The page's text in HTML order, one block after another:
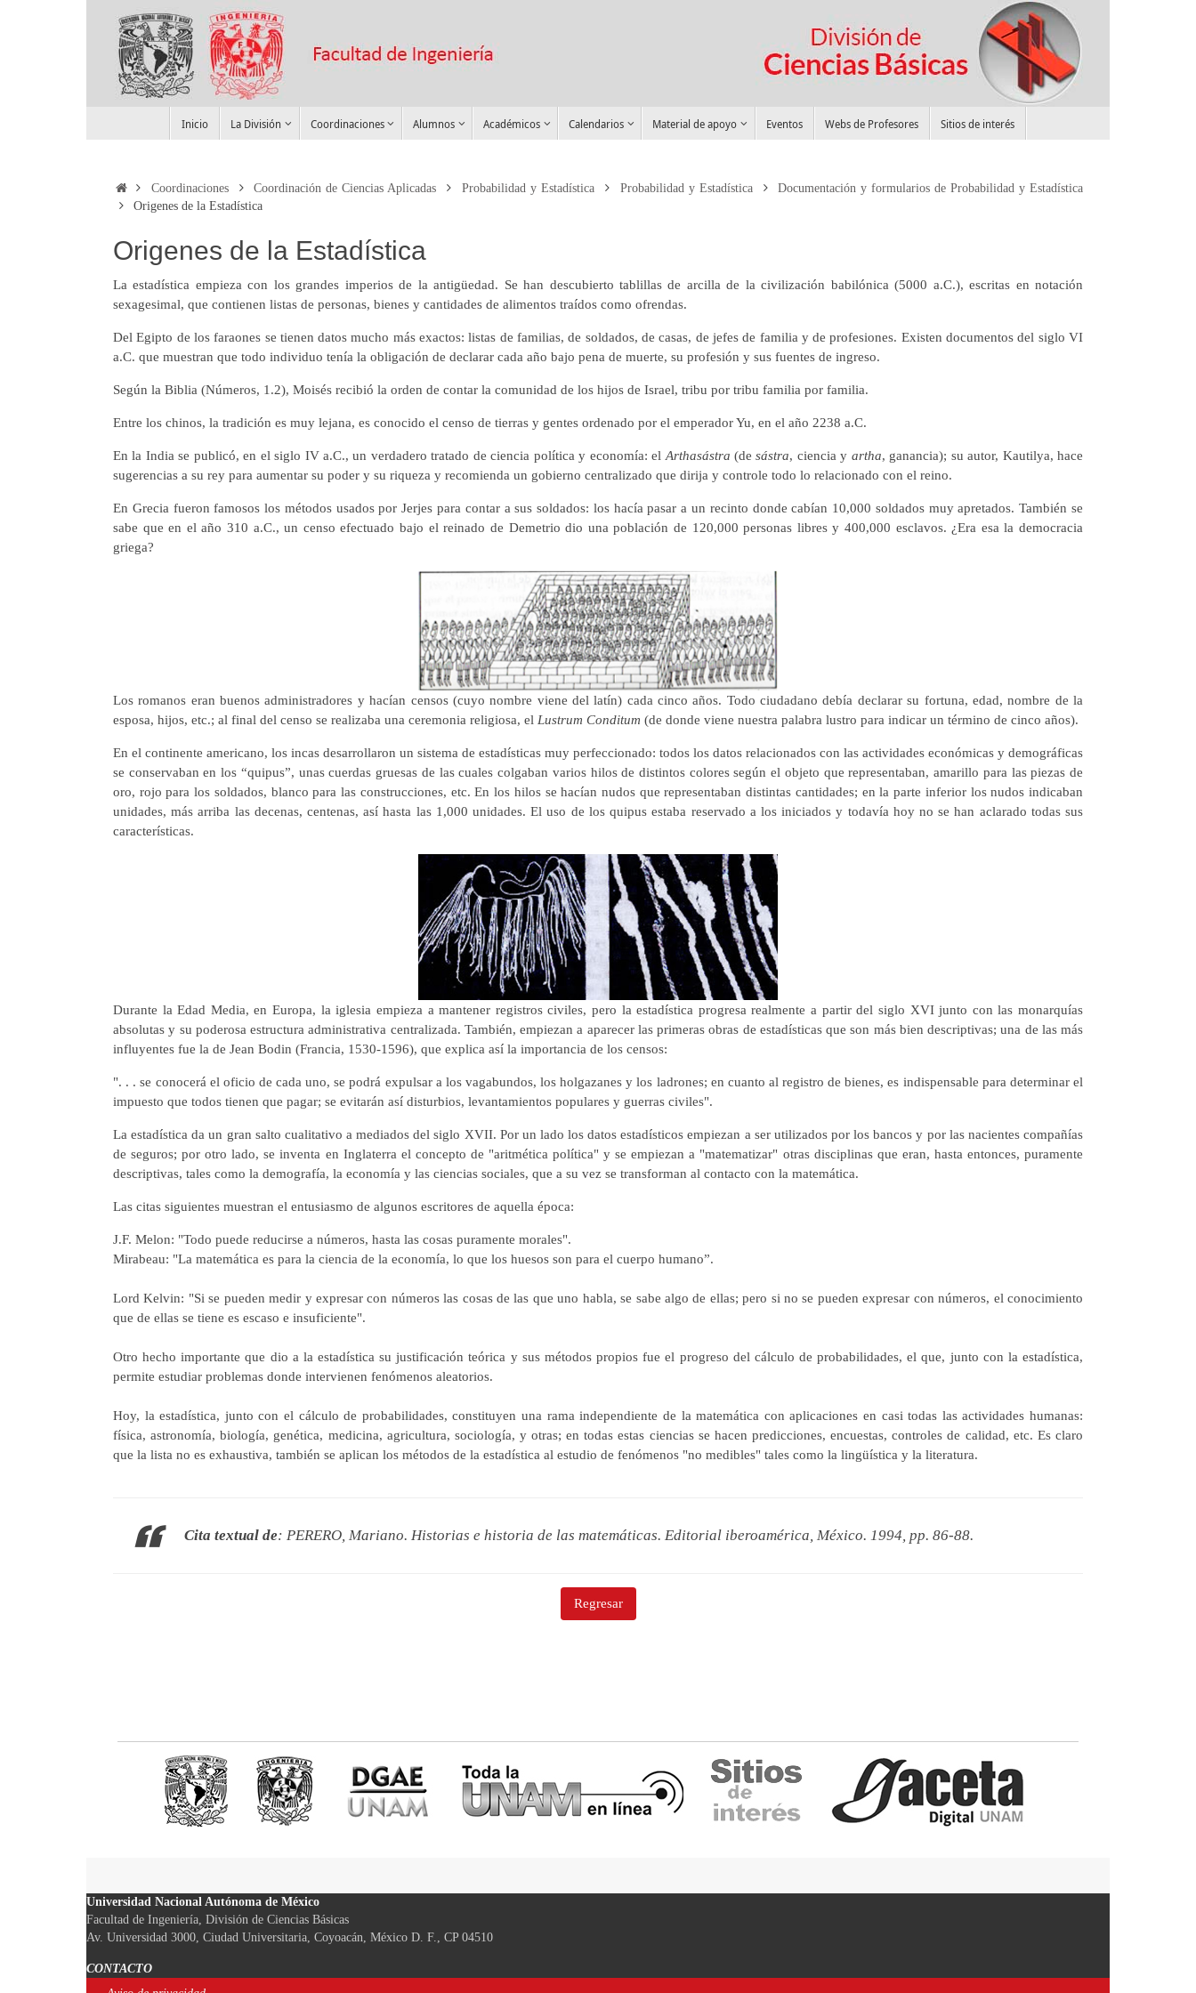
Inicio La División Coordinaciones Alumnos Académicos Calendarios Material de apoyo Eventos Webs de Profesores Sitios de interés
HomeCoordinaciones Coordinación de Ciencias Aplicadas Probabilidad y Estadística Probabilidad y Estadística
Documentación y formularios de Probabilidad y Estadística
Origenes de la Estadística
Origenes de la Estadística
La estadística empieza con los grandes imperios de la antigüedad. Se han descubierto tablillas de arcilla de la civilización babilónica (5000 a.C.), escritas en notación
sexagesimal, que contienen listas de personas, bienes y cantidades de alimentos traídos como ofrendas.
Del Egipto de los faraones se tienen datos mucho más exactos: listas de familias, de soldados, de casas, de jefes de familia y de profesiones. Existen documentos del siglo VI
a.C. que muestran que todo individuo tenía la obligación de declarar cada año bajo pena de muerte, su profesión y sus fuentes de ingreso.
Según la Biblia (Números, 1.2), Moisés recibió la orden de contar la comunidad de los hijos de Israel, tribu por tribu familia por familia.
Entre los chinos, la tradición es muy lejana, es conocido el censo de tierras y gentes ordenado por el emperador Yu, en el año 2238 a.C.
En la India se publicó, en el siglo IV a.C., un verdadero tratado de ciencia política y economía: el Arthasástra (desástra, ciencia y artha, ganancia); su autor, Kautilya, hace
sugerencias a su rey para aumentar su poder y su riqueza y recomienda un gobierno centralizado que dirija y controle todo lo relacionado con el reino.
En Grecia fueron famosos los métodos usados por Jerjes para contar a sus soldados: los hacía pasar a un recinto donde cabían 10,000 soldados muy apretados. También se
sabe que en el año 310 a.C., un censo efectuado bajo el reinado de Demetrio dio una población de 120,000 personas libres y 400,000 esclavos. ¿Era esa la democracia
griega?
Los romanos eran buenos administradores y hacían censos (cuyo nombre viene del latín) cada cinco años. Todo ciudadano debía declarar su fortuna, edad, nombre de la
esposa, hijos, etc.; al final del censo se realizaba una ceremonia religiosa, el Lustrum Conditum (de donde viene nuestra palabra lustro para indicar un término de cinco años).
En el continente americano, los incas desarrollaron un sistema de estadísticas muy perfeccionado: todos los datos relacionados con las actividades económicas y demográficas
se conservaban en los “quipus”, unas cuerdas gruesas de las cuales colgaban varios hilos de distintos colores según el objeto que representaban, amarillo para las piezas de
oro, rojo para los soldados, blanco para las construcciones, etc. En los hilos se hacían nudos que representaban distintas cantidades; en la parte inferior los nudos indicaban
unidades, más arriba las decenas, centenas, así hasta las 1,000 unidades. El uso de los quipus estaba reservado a los iniciados y todavía hoy no se han aclarado todas sus
características.
Durante la Edad Media, en Europa, la iglesia empieza a mantener registros civiles, pero la estadística progresa realmente a partir del siglo XVI junto con las monarquías
absolutas y su poderosa estructura administrativa centralizada. También, empiezan a aparecer las primeras obras de estadísticas que son más bien descriptivas; una de las más
influyentes fue la de Jean Bodin (Francia, 1530-1596), que explica así la importancia de los censos:
". . . se conocerá el oficio de cada uno, se podrá expulsar a los vagabundos, los holgazanes y los ladrones; en cuanto al registro de bienes, es indispensable para determinar el
impuesto que todos tienen que pagar; se evitarán así disturbios, levantamientos populares y guerras civiles".
La estadística da un gran salto cualitativo a mediados del siglo XVII. Por un lado los datos estadísticos empiezan a ser utilizados por los bancos y por las nacientes compañías
de seguros; por otro lado, se inventa en Inglaterra el concepto de "aritmética política" y se empiezan a "matematizar" otras disciplinas que eran, hasta entonces, puramente
descriptivas, tales como la demografía, la economía y las ciencias sociales, que a su vez se transforman al contacto con la matemática.
Las citas siguientes muestran el entusiasmo de algunos escritores de aquella época:
J.F. Melon: "Todo puede reducirse a números, hasta las cosas puramente morales".
Mirabeau: "La matemática es para la ciencia de la economía, lo que los huesos son para el cuerpo humano”.
Lord Kelvin: "Si se pueden medir y expresar con números las cosas de las que uno habla, se sabe algo de ellas; pero si no se pueden expresar con números, el conocimiento
que de ellas se tiene es escaso e insuficiente".
Otro hecho importante que dio a la estadística su justificación teórica y sus métodos propios fue el progreso del cálculo de probabilidades, el que, junto con la estadística,
permite estudiar problemas donde intervienen fenómenos aleatorios.
Hoy, la estadística, junto con el cálculo de probabilidades, constituyen una rama independiente de la matemática con aplicaciones en casi todas las actividades humanas:
física, astronomía, biología, genética, medicina, agricultura, sociología, y otras; en todas estas ciencias se hacen predicciones, encuestas, controles de calidad, etc. Es claro
que la lista no es exhaustiva, también se aplican los métodos de la estadística al estudio de fenómenos "no medibles" tales como la lingüística y la literatura.
Cita textual de: PERERO, Mariano. Historias e historia de las matemáticas. Editorial iberoamérica, México. 1994, pp. 86-88.
Regresar
Universidad Nacional Autónoma de México
Facultad de Ingeniería, División de Ciencias Básicas
Av. Universidad 3000, Ciudad Universitaria, Coyoacán, México D. F., CP 04510
CONTACTO